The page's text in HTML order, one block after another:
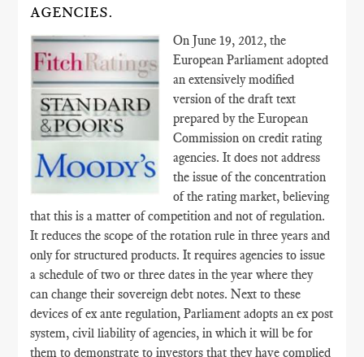
AGENCIES.
On June 19, 2012, the
European Parliament adopted
an extensively modified
version of the draft text
prepared by the European
Commission on credit rating
agencies. It does not address
the issue of the concentration
of the rating market, believing
that this is a matter of competition and not of regulation.
It reduces the scope of the rotation rule in three years and
only for structured products. It requires agencies to issue
a schedule of two or three dates in the year where they
can change their sovereign debt notes. Next to these
devices of ex ante regulation, Parliament adopts an ex post
system, civil liability of agencies, in which it will be for
them to demonstrate to investors that they have complied